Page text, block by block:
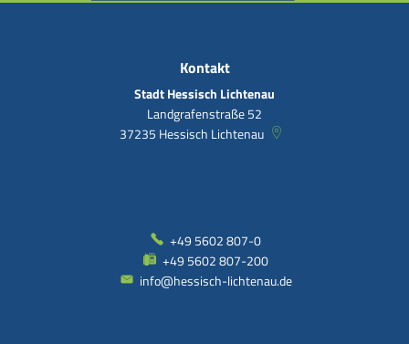
Kontakt
Stadt Hessisch Lichtenau
Landgrafenstraße 52
37235 Hessisch Lichtenau
+49 5602 807-0
+49 5602 807-200
info@hessisch-lichtenau.de